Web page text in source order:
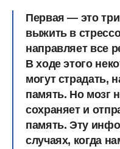
Первая — это
выжить в
направляет все
В ходе этого
могут страдать,
память. Но мозг
сохраняет и
память. Эту
случаях, когда